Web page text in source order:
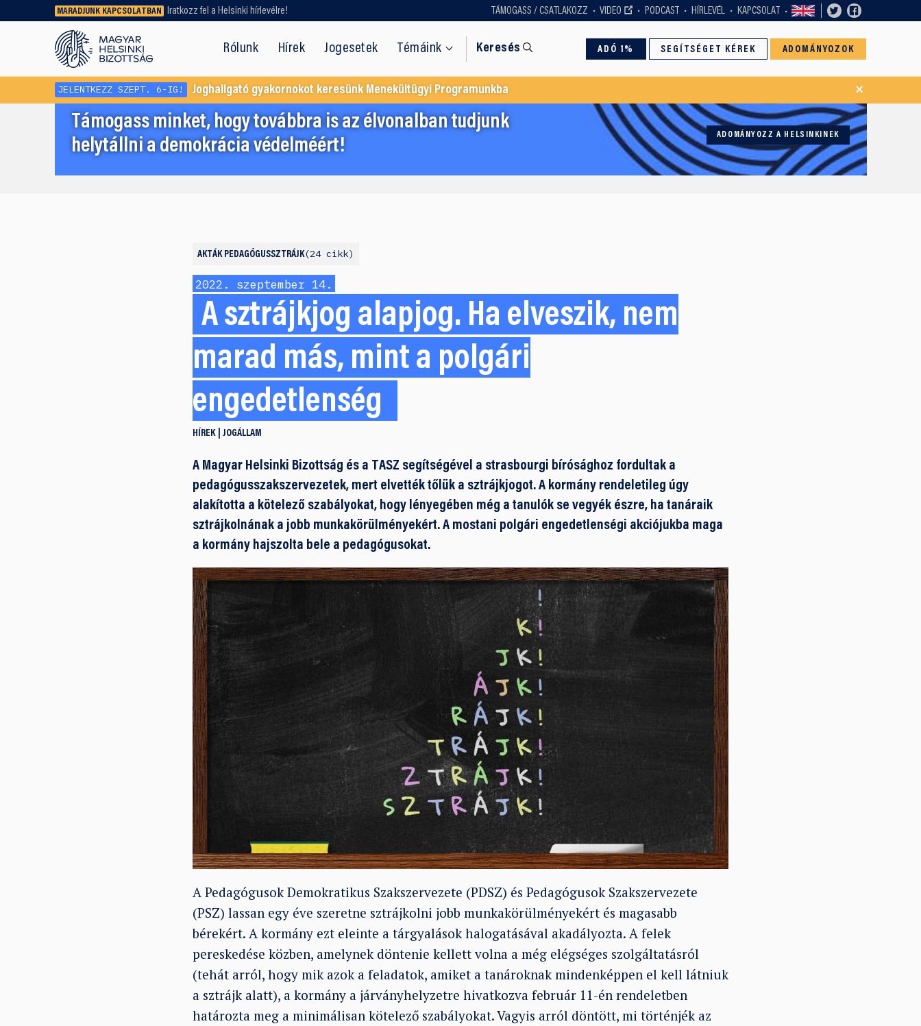
MARADJUNK KAPCSOLATBAN Iratkozz fel a Helsinki hírlevélre! TÁMOGASS / CSATLAKOZZ VIDEO PODCAST HÍRLEVÉL KAPCSOLAT
Rólunk Hírek Jogesetek Témáink Keresés ADÓ 1% SEGÍTSÉGET KÉREK ADOMÁNYOZOK
Régebbi tartalmat vagy
dokumentumot keresel? Használd a
keresőnket!
JELENTKEZZ SZEPT. 6-IG! Joghallgató gyakornokot keresünk Menekültügyi Programunkba ×
Támogass minket, hogy továbbra is az élvonalban tudjunk
helytállni a demokrácia védelméért!
ADOMÁNYOZZ A HELSINKINEK
AKTÁK PEDAGÓGUSSZTRÁJK 24 cikk
2022. szeptember 14.
A sztrájkjog alapjog. Ha elveszik, nem
marad más, mint a polgári
engedetlenség
HÍREK JOGÁLLAM
A Magyar Helsinki Bizottság és a TASZ segítségével a strasbourgi bírósághoz fordultak a
pedagógusszakszervezetek, mert elvették tőlük a sztrájkjogot. A kormány rendeletileg úgy
alakította a kötelező szabályokat, hogy lényegében még a tanulók se vegyék észre, ha tanáraik
sztrájkolnának a jobb munkakörülményekért. A mostani polgári engedetlenségi akciójukba maga
a kormány hajszolta bele a pedagógusokat.
A Pedagógusok Demokratikus Szakszervezete (PDSZ) és Pedagógusok Szakszervezete
(PSZ) lassan egy éve szeretne sztrájkolni jobb munkakörülményekért és magasabb
bérekért. A kormány ezt eleinte a tárgyalások halogatásával akadályozta. A felek
pereskedése közben, amelynek döntenie kellett volna a még elégséges szolgáltatásról
(tehát arról, hogy mik azok a feladatok, amiket a tanároknak mindenképpen el kell látniuk
a sztrájk alatt), a kormány a járványhelyzetre hivatkozva február 11-én rendeletben
határozta meg a minimálisan kötelező szabályokat. Vagyis arról döntött, mi történjék az